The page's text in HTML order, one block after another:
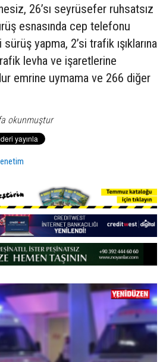
26’sı seyrüsefer ruhsatsız
esnasında cep telefonu
yapma, 2’si trafik ışıklarına
levha ve işaretlerine
emrine uymama ve 266 diğer
okunmuştur